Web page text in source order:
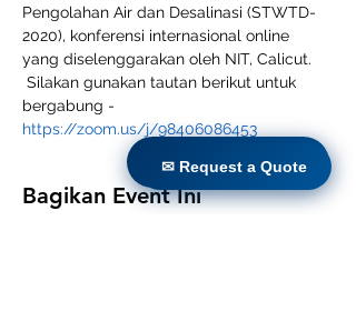
Pengolahan Air dan Desalinasi (STWTD-
2020), konferensi internasional online
yang diselenggarakan oleh NIT, Calicut.
bergabung -
https://zoom.us/j/98406086453
Bagikan Event Ini
✉ Request a Quote
✉ Request a Quote